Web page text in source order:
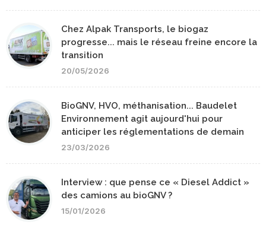
Chez Alpak Transports, le biogaz
progresse... mais le réseau freine encore la
transition
20/05/2026
BioGNV, HVO, méthanisation... Baudelet
Environnement agit aujourd'hui pour
anticiper les réglementations de demain
23/03/2026
Interview : que pense ce « Diesel Addict »
des camions au bioGNV ?
15/01/2026